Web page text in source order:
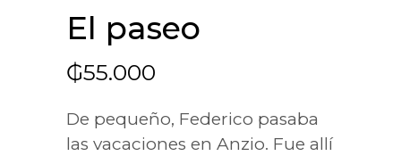
El paseo
₲55.000
De pequeño, Federico pasaba
las vacaciones en Anzio. Fue allí